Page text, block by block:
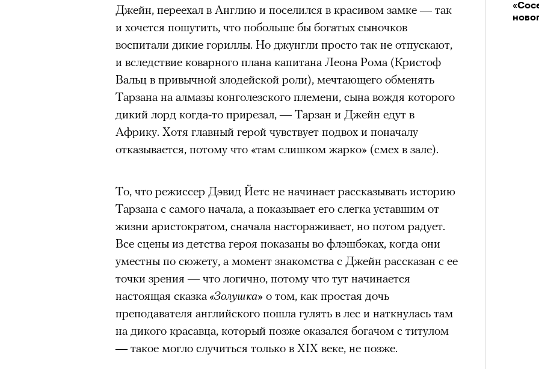
Джейн, переехал в Англию и поселился в красивом замке — так
и хочется пошутить, что побольше бы богатых сыночков
воспитали дикие гориллы. Но джунгли просто так не отпускают,
и вследствие коварного плана капитана Леона Рома (Кристоф
Вальц в привычной злодейской роли), мечтающего обменять
Тарзана на алмазы конголезского племени, сына вождя которого
дикий лорд когда-то прирезал, — Тарзан и Джейн едут в
Африку. Хотя главный герой чувствует подвох и поначалу
отказывается, потому что «там слишком жарко» (смех в зале).
То, что режиссер Дэвид Йетс не начинает рассказывать историю
Тарзана с самого начала, а показывает его слегка уставшим от
жизни аристократом, сначала настораживает, но потом радует.
Все сцены из детства героя показаны во флэшбэках, когда они
уместны по сюжету, а момент знакомства с Джейн рассказан с ее
точки зрения — что логично, потому что тут начинается
настоящая сказка «Золушка» о том, как простая дочь
преподавателя английского пошла гулять в лес и наткнулась там
на дикого красавца, который позже оказался богачом с титулом
— такое могло случиться только в XIX веке, не позже.
Новый фильм уступает «Гагарину» в оригинальности: мы уже
видели кино про детей из эмигрантских семей (даже
российских), которые впадали в кому. В этом случае проблема со
здоровьем касается синдрома
отстраненности, или резигнации, —
редкого психогенного заболевания, при котором подросток под
воздействием тяжелейшего стресса полностью уходит в себя,
перестает двигаться, говорить, есть и реагировать на внешний
мир. Это и происходит с парнем по имени Нур (Саид Эль
М’Зауки), когда их родителям отказали в получении вида на
жительство в одной из благополучных европейских стран.
Безутешная Шая пытается пробудить Нура к жизни:
наглотавшись таблеток, проникает в его ужасные сны, в которых
их мать тонет при переправе в Европу.
При всей скромности художественной составляющей фильма его
адресованный европейцам добросердечный призыв («Только вы
можете нас спасти!» — сообщает для тех, кто не понял,
очнувшийся Нур) точно не будет лишним в дни очередного
обострения мигрантского кризиса.
© APPLE INC.
«Амели»
9 августа Одри Тоту отметит 50-летие, и ее можно поздравить
вот как: вместе с Амели Пулен вернуться на Монмартр начала
нулевых. Мелодрама «Амели» (2001) сделала актрису
международным символом французского обаяния. Ее героиня
работает в кафе, замечает чужие странности лучше собственных
желаний и однажды решает тайно помогать и «чинить» жизнь